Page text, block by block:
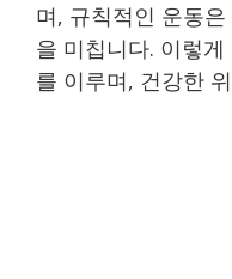
며, 규칙적인 운동
을 미칩니다. 이렇
를 이루며, 건강한